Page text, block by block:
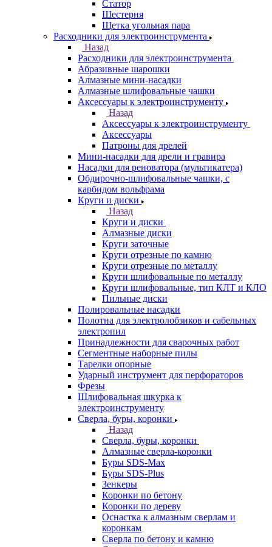
Статор
Шестерня
Щетка угольная пара
Расходники для электроинструмента
Назад
Расходники для электроинструмента
Абразивные шарошки
Алмазные мини-насадки
Алмазные шлифовальные чашки
Аксессуары к электроинструменту
Назад
Аксессуары к электроинструменту
Аксессуары
Патроны для дрелей
Мини-насадки для дрели и гравира
Насадки для реноватора (мультикатера)
Обдирочно-шлифовальные чашки, с
карбидом вольфрама
Круги и диски
Назад
Круги и диски
Алмазные диски
Круги заточные
Круги отрезные по камню
Круги отрезные по металлу
Круги шлифовальные по металлу
Круги шлифовальные, тип КЛТ и КЛО
Пильные диски
Полировальные насадки
Полотна для электролобзиков и сабельных
электропил
Принадлежности для сварочных работ
Сегментные наборные пилы
Тарелки опорные
Ударный инструмент для перфораторов
Фрезы
Шлифовальная шкурка к
электроинструменту
Сверла, буры, коронки
Назад
Сверла, буры, коронки
Алмазные сверла-коронки
Буры SDS-Max
Буры SDS-Plus
Зенкеры
Коронки по бетону
Коронки по дереву
Оснастка к алмазным сверлам и
коронкам
Сверла по бетону и камню